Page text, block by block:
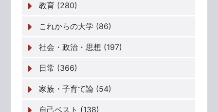
教育 (280)
これからの大学 (86)
社会・政治・思想 (197)
日常 (366)
家族・子育て論 (54)
自己ベスト (138)